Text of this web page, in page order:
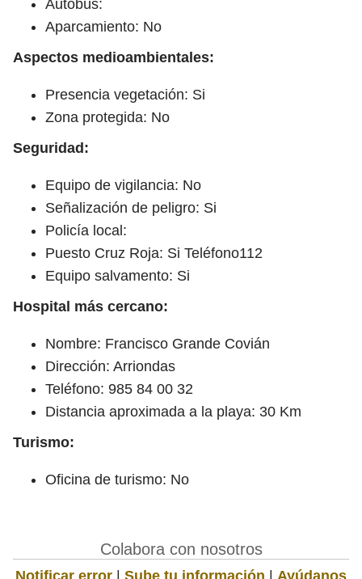
Autobús:
Aparcamiento: No
Aspectos medioambientales:
Presencia vegetación: Si
Zona protegida: No
Seguridad:
Equipo de vigilancia: No
Señalización de peligro: Si
Policía local:
Puesto Cruz Roja: Si Teléfono112
Equipo salvamento: Si
Hospital más cercano:
Nombre: Francisco Grande Covián
Dirección: Arriondas
Teléfono: 985 84 00 32
Distancia aproximada a la playa: 30 Km
Turismo:
Oficina de turismo: No
Colabora con nosotros
Notificar error | Sube tu información | Ayúdanos